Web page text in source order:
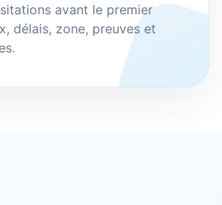
avant le premier
délais, zone, preuves et